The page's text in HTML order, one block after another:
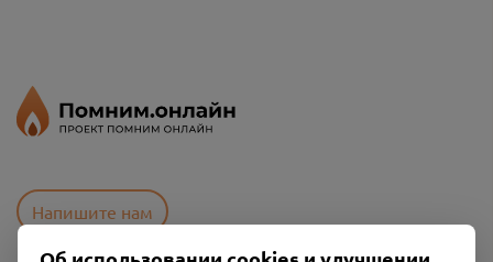
Напишите нам